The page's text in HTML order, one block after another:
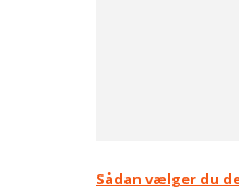
Sådan vælger du